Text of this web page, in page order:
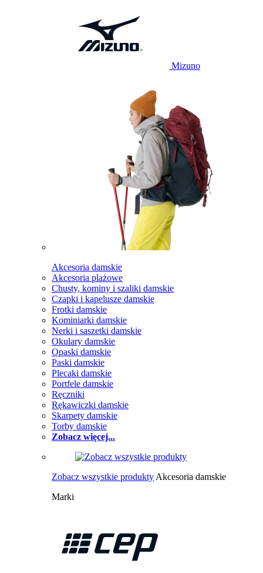
Mizuno
Akcesoria damskie
Akcesoria plażowe
Chusty, kominy i szaliki damskie
Czapki i kapelusze damskie
Frotki damskie
Kominiarki damskie
Nerki i saszetki damskie
Okulary damskie
Opaski damskie
Paski damskie
Plecaki damskie
Portfele damskie
Ręczniki
Rękawiczki damskie
Skarpety damskie
Torby damskie
Zobacz więcej...
Zobacz wszystkie produkty Akcesoria damskie
Marki